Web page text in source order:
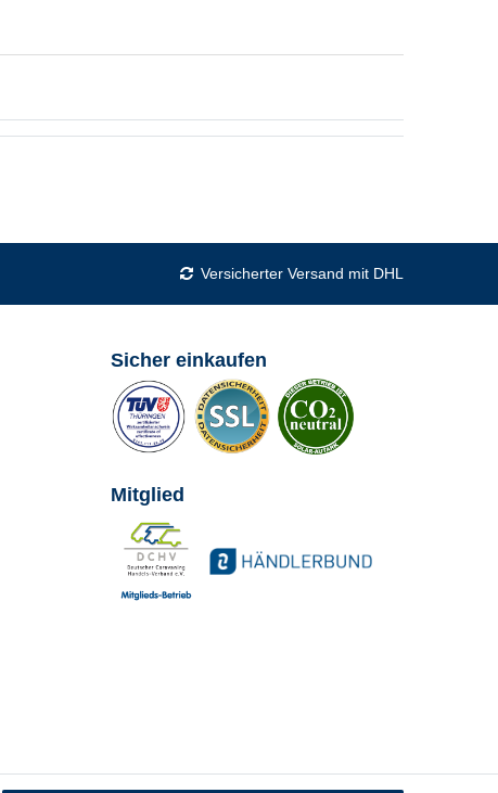
Versicherter Versand mit DHL
Sicher einkaufen
Mitglied